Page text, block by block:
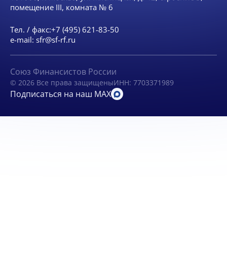
помещение III, комната № 6
Тел. / факс:+7 (495) 621-83-50
e-mail: sfr@sf-rf.ru
Союз Финансистов России
© 2026 Все права защищеныИНН: 7703371989
Подписаться на наш MAX